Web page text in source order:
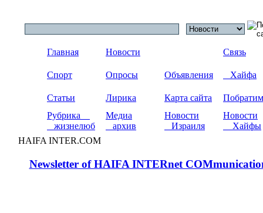
Главная Новости Связь
Спорт Опросы Объявления Хайфа
Статьи Лирика Карта сайта
Рубрика
жизнелюб
Медиа
архив
Новости
Израиля
Новости
Хайфы
HAIFA INTER.COM
Newsletter of HAIFA INTERnet